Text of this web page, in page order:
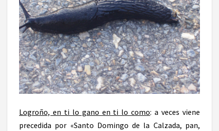
Logroño, en ti lo gano en ti lo como: a veces viene
precedida por «Santo Domingo de la Calzada, pan,